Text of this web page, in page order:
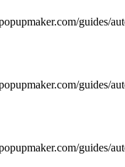
guides/
guides/
guides/